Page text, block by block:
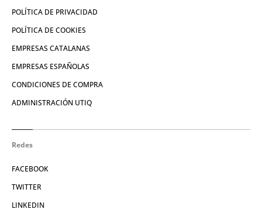
POLÍTICA DE PRIVACIDAD
POLÍTICA DE COOKIES
EMPRESAS CATALANAS
EMPRESAS ESPAÑOLAS
CONDICIONES DE COMPRA
ADMINISTRACIÓN UTIQ
Redes
FACEBOOK
TWITTER
LINKEDIN